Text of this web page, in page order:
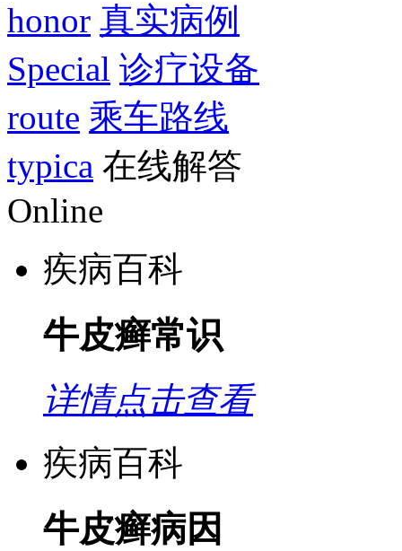
honor 真实病例
Special 诊疗设备
route 乘车路线
typica 在线解答
Online
疾病百科
牛皮癣常识
详情点击查看
疾病百科
牛皮癣病因